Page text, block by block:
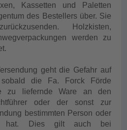
Kassetten und Paletten
des Bestellers über. Sie
Holzkisten,
werden zu
geht die Gefahr auf
die Fa. Forck Förde
zu liefernde Ware an den
oder der sonst zur
bestimmten Person oder
hat. Dies gilt auch bei